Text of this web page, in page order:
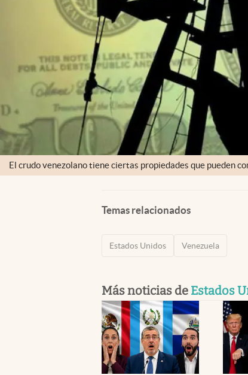
El crudo venezolano tiene ciertas propiedades que pueden
Temas relacionados
Estados Unidos Venezuela
Más noticias de Estados